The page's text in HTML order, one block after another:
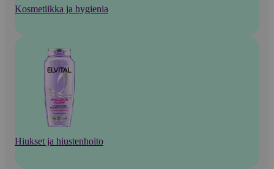
Kosmetiikka ja hygienia
Hiukset ja hiustenhoito